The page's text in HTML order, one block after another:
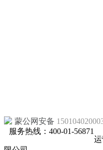
蒙公网安备
服务热线：400-01-56871